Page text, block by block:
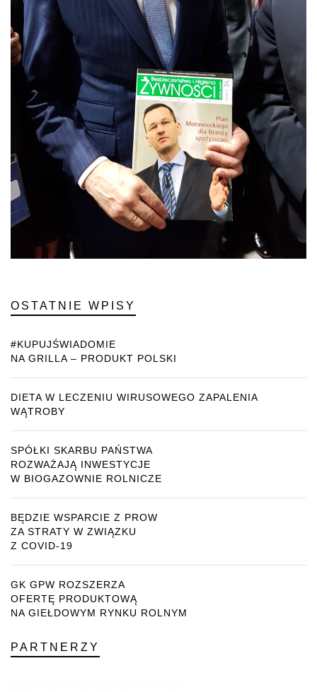
OSTATNIE WPISY
#KUPUJŚWIADOMIE
NA GRILLA – PRODUKT POLSKI
DIETA W LECZENIU WIRUSOWEGO ZAPALENIA
WĄTROBY
SPÓŁKI SKARBU PAŃSTWA
ROZWAŻAJĄ INWESTYCJE
W BIOGAZOWNIE ROLNICZE
BĘDZIE WSPARCIE Z PROW
ZA STRATY W ZWIĄZKU
Z COVID-19
GK GPW ROZSZERZA
OFERTĘ PRODUKTOWĄ
NA GIEŁDOWYM RYNKU ROLNYM
PARTNERZY